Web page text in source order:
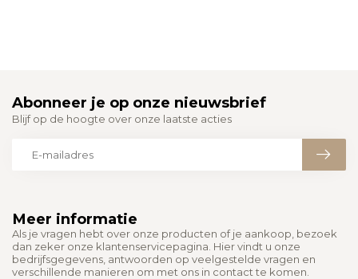
Meer informatie
Als je vragen hebt over onze producten of je aankoop, bezoek
dan zeker onze klantenservicepagina. Hier vindt u onze
bedrijfsgegevens, antwoorden op veelgestelde vragen en
verschillende manieren om met ons in contact te komen.
Abonneer je op onze nieuwsbrief
Blijf op de hoogte over onze laatste acties